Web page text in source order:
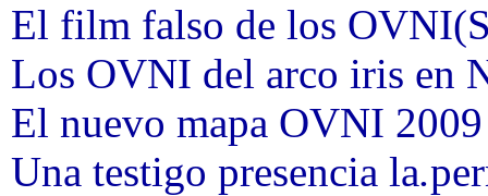
El film falso de los
Los OVNI del arco iris en
El nuevo mapa OVNI 2009
Una testigo presencia la.